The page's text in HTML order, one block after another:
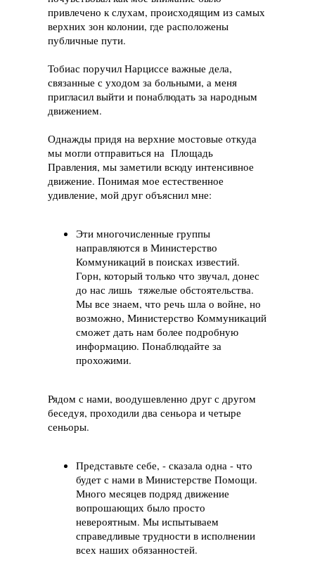
привлечено к слухам, происходящим из самых
верхних зон колонии, где расположены
публичные пути.
Тобиас поручил Нарциссе важные дела,
связанные с уходом за больными, а меня
пригласил выйти и понаблюдать за народным
движением.
Однажды придя на верхние мостовые откуда
мы могли отправиться на Площадь
Правления, мы заметили всюду интенсивное
движение. Понимая мое естественное
удивление, мой друг объяснил мне:
Эти многочисленные группы
направляются в Министерство
Коммуникаций в поисках известий.
Горн, который только что звучал, донес
до нас лишь тяжелые обстоятельства.
Мы все знаем, что речь шла о войне, но
возможно, Министерство Коммуникаций
сможет дать нам более подробную
информацию. Понаблюдайте за
прохожими.
Рядом с нами, воодушевленно друг с другом
беседуя, проходили два сеньора и четыре
сеньоры.
Представьте себе, - сказала одна - что
будет с нами в Министерстве Помощи.
Много месяцев подряд движение
вопрошающих было просто
невероятным. Мы испытываем
справедливые трудности в исполнении
всех наших обязанностей.